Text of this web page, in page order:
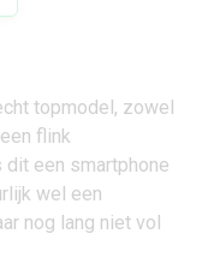
topmodel, zowel
flink
een smartphone
wel een
nog lang niet vol